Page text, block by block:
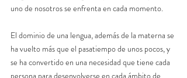
uno de nosotros se enfrenta en cada momento.
El dominio de una lengua, además de la materna se
ha vuelto más que el pasatiempo de unos pocos, y
se ha convertido en una necesidad que tiene cada
persona para desenvolverse en cada ámbito de